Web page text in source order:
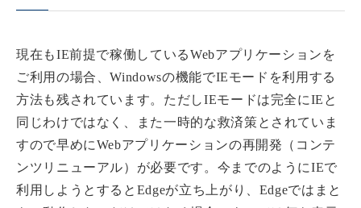
現在もIE前提で稼働しているWebアプリケーションを
ご利用の場合、Windowsの機能でIEモードを利用する
方法も残されています。ただしIEモードは完全にIEと
同じわけではなく、また一時的な救済策とされていま
すので早めにWebアプリケーションの再開発（コンテ
ンツリニューアル）が必要です。今までのようにIEで
利用しようとするとEdgeが立ち上がり、Edgeではまと